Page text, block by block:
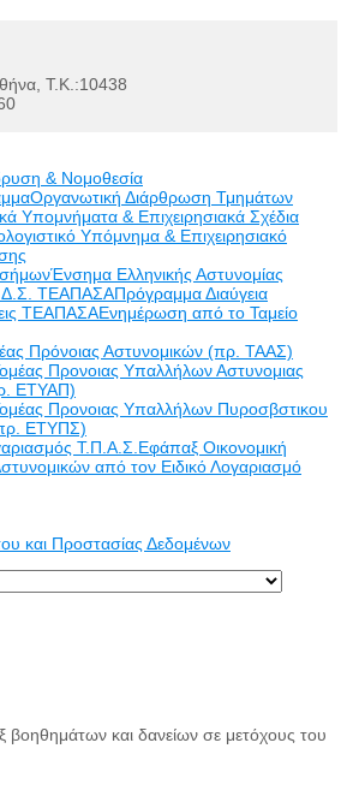
Τ.Κ.:10438
& Νομοθεσία
Οργανωτική Διάρθρωση Τμημάτων
Υπομνήματα & Επιχειρησιακά Σχέδια
Υπόμνημα & Επιχειρησιακό
Ένσημα Ελληνικής Αστυνομίας
Δ.Σ. ΤΕΑΠΑΣΑΠρόγραμμα Διαύγεια
ΤΕΑΠΑΣΑΕνημέρωση από το Ταμείο
Πρόνοιας Αστυνομικών (πρ. ΤΑΑΣ)
Προνοιας Υπαλλήλων Αστυνομιας
ΕΤΥΑΠ)
Προνοιας Υπαλλήλων Πυροσβστικου
ΕΤΥΠΣ)
Τ.Π.Α.Σ.Εφάπαξ Οικονομική
από τον Ειδικό Λογαριασμό
και Προστασίας Δεδομένων
και δανείων σε μετόχους του